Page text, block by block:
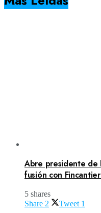
Abre presidente de
fusión con
5 shares
Share 2 Tweet 1